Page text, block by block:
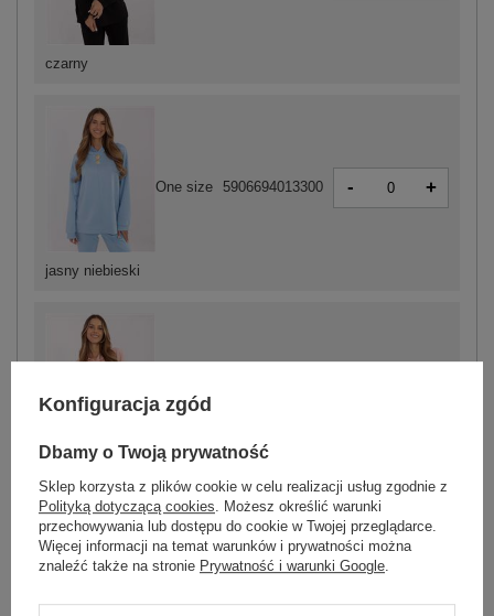
jasny niebieski
One size 5906694013300 - +
brzoskwiniowy
One size
czarny
Zobacz wszystkie kolory (+1)
ZALOGUJ SIĘ I ZOBACZ CENĘ
Konfiguracja zgód
Dbamy o Twoją prywatność
Sklep korzysta z plików cookie w celu realizacji usług zgodnie z
Polityką dotyczącą cookies. Możesz określić warunki
przechowywania lub dostępu do cookie w Twojej przeglądarce.
Więcej informacji na temat warunków i prywatności można
znaleźć także na stronie Prywatność i warunki Google.